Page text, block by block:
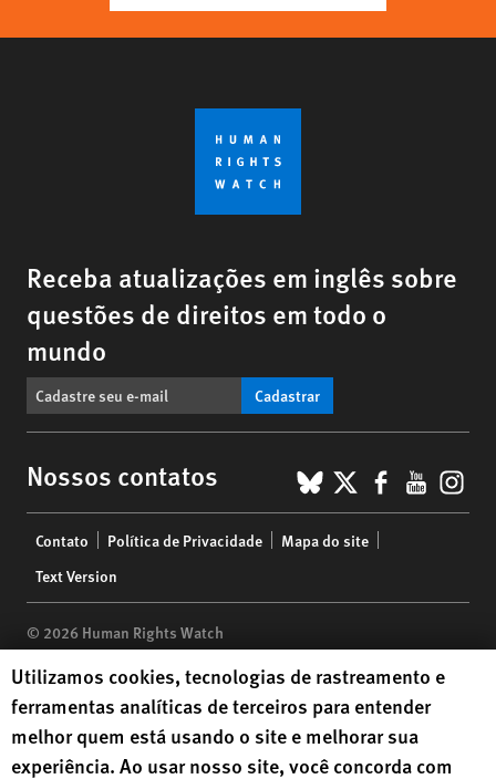
Receba atualizações em inglês sobre
questões de direitos em todo o
mundo
Cadastrar
Nossos contatos BlueSky
X
menu
Contato Política de Privacidade
Mapa do site
Text Version
© 2026 Human Rights Watch
Human Rights Watch| 350 Fifth Avenue, 34th Floor | New York,
10118-3299USA|t1.212.290.4700
Human Rights Watch is a 501(C)(3) nonprofit registered in the US
under EIN: 13-2875808
Human Rights Watch cookie preferences
Utilizamos cookies, tecnologias de rastreamento e
ferramentas analíticas de terceiros para entender
melhor quem está usando o site e melhorar sua
experiência. Ao usar nosso site, você concorda com